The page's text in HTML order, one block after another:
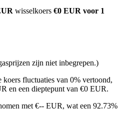
wisselkoers €0 EUR voor 1
zijn niet inbegrepen.)
fluctuaties van 0% vertoond,
en een dieptepunt van €0 EUR.
met €-- EUR, wat een 92.73%